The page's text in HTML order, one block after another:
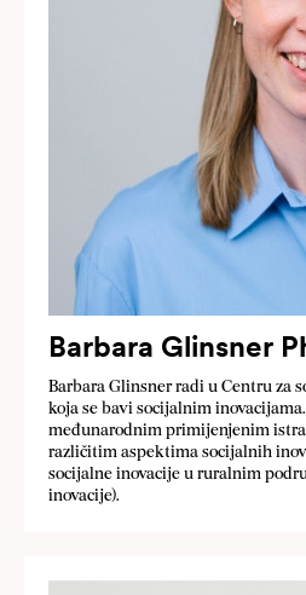
Barbara Glinsner
Barbara Glinsner radi u Centru za
koja se bavi socijalnim
međunarodnim primijenjenim
različitim aspektima socijalnih
socijalne inovacije u ruralnim
inovacije).